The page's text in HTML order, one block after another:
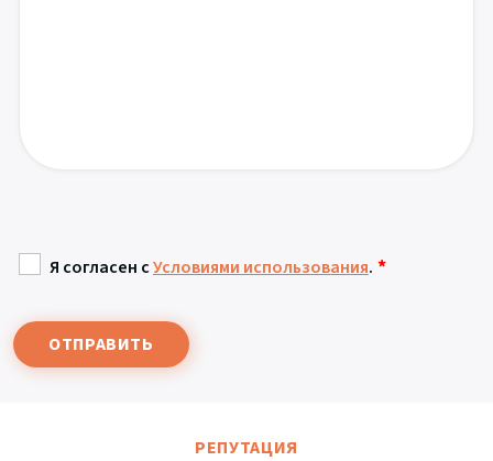
Я согласен сУсловиями использования. *
ОТПРАВИТЬ
РЕПУТАЦИЯ